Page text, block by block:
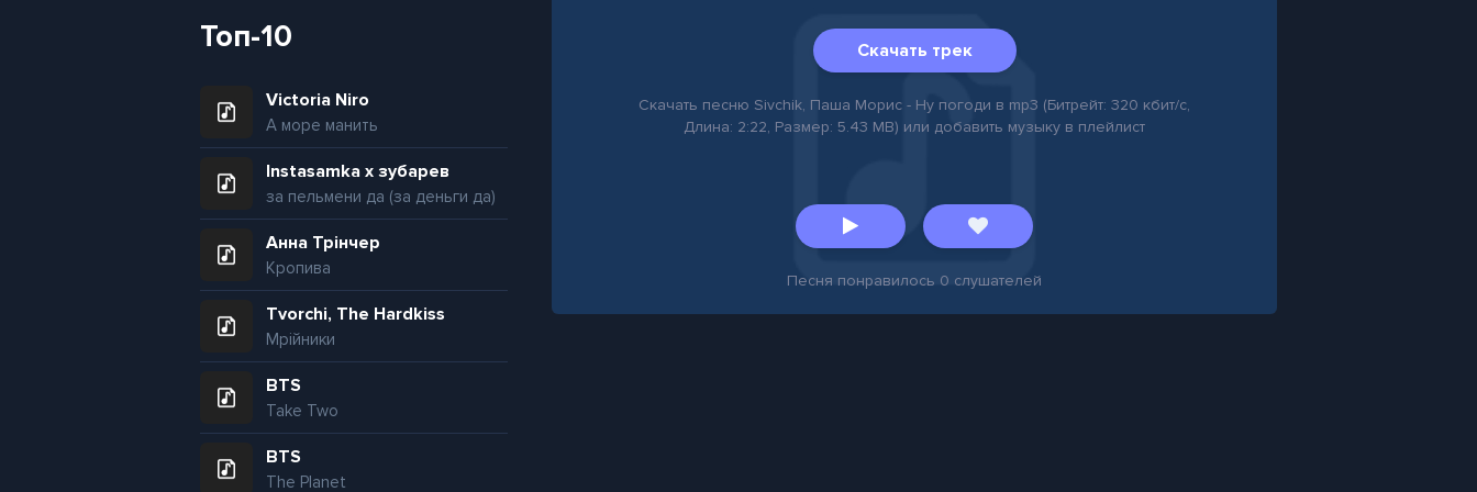
Топ-10
Victoria Niro
А море манить
Instasamka x зубарев
за пельмени да (за деньги да)
Анна Трінчер
Кропива
Tvorchi, The Hardkiss
Мрійники
BTS
Take Two
BTS
The Planet
Скачать трек
Скачать песню Sivchik, Паша Морис - Ну погоди в mp3 (Битрейт: 320 кбит/с,
Длина: 2:22, Размер: 5.43 MB) или добавить музыку в плейлист
Песня понравилось 0 слушателей